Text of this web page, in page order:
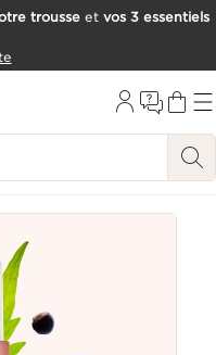
trousseet vos 3 essentiels